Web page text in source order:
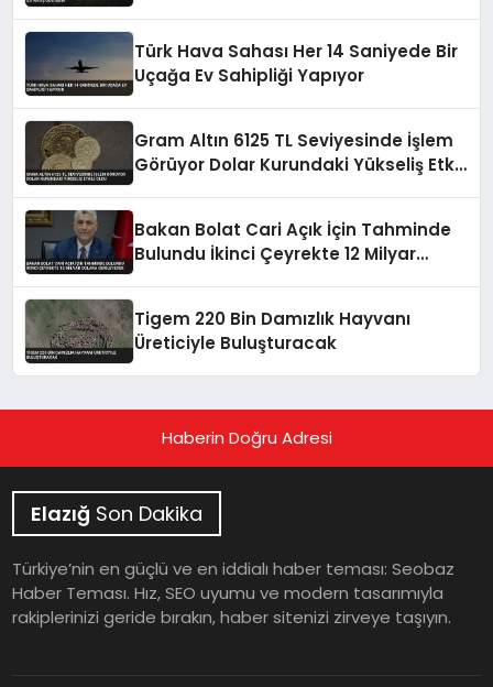
Türk Hava Sahası Her 14 Saniyede Bir
Uçağa Ev Sahipliği Yapıyor
Gram Altın 6125 TL Seviyesinde İşlem
Görüyor Dolar Kurundaki Yükseliş Etkili
Bakan Bolat Cari Açık İçin Tahminde
Bulundu İkinci Çeyrekte 12 Milyar
Tigem 220 Bin Damızlık Hayvanı
Üreticiyle Buluşturacak
Haberin Doğru Adresi
Elazığ Son Dakika
Türkiye’nin en güçlü ve en iddialı haber teması: Seobaz
Haber Teması. Hız, SEO uyumu ve modern tasarımıyla
rakiplerinizi geride bırakın, haber sitenizi zirveye taşıyın.